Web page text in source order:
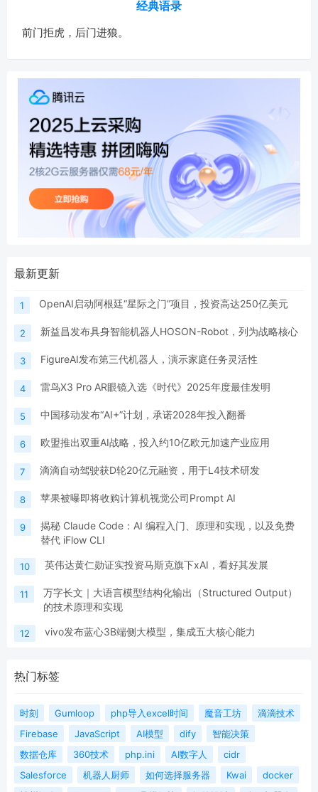
经典语录
前门拒虎，后门进狼。
最新更新
1 OpenAI启动阿根廷“星际之门”项目，投资高达250亿美元
2 新益昌发布具身智能机器人HOSON-Robot，列为战略核心
3 FigureAI发布第三代机器人，演示家庭任务灵活性
4 雷鸟X3 Pro AR眼镜入选《时代》2025年度最佳发明
5 中国移动发布“AI+”计划，承诺2028年投入翻番
6 欧盟推出双重AI战略，投入约10亿欧元加速产业应用
7 滴滴自动驾驶获D轮20亿元融资，用于L4技术研发
8 苹果被曝即将收购计算机视觉公司Prompt AI
9
揭秘 Claude Code：AI 编程入门、原理和实现，以及免费
替代 iFlow CLI
10 英伟达黄仁勋证实投资马斯克旗下xAI，看好其发展
11
万字长文｜大语言模型结构化输出（Structured Output）
的技术原理和实现
12 vivo发布蓝心3B端侧大模型，集成五大核心能力
热门标签
时刻 Gumloop php导入excel时间 魔音工坊
滴滴技术
Firebase
JavaScript AI模型 dify
智能决策
数据仓库
360技术 php.ini AI数字人
cidr
Salesforce
机器人厨师 如何选择服务器 Kwai
docker